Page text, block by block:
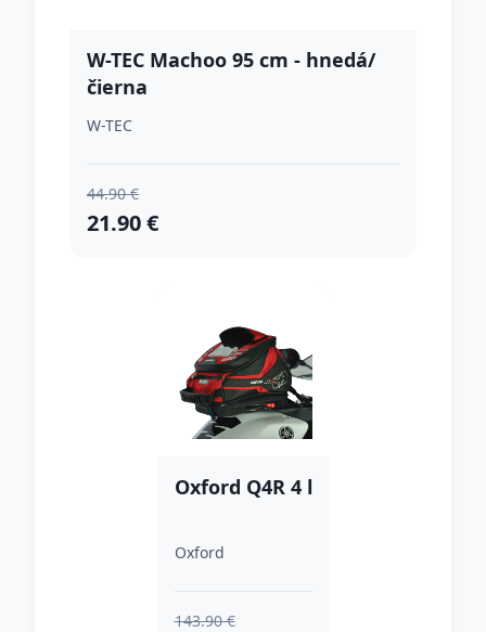
W-TEC Machoo 95 cm - hnedá/
čierna
W-TEC
44.90 €
21.90 €
Oxford Q4R 4 l
Oxford
143.90 €